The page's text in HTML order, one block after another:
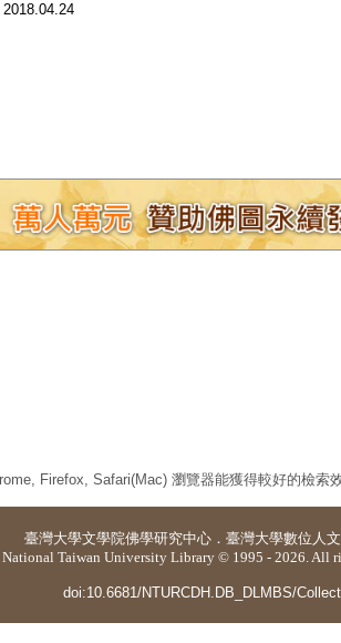
2018.04.24
Firefox, Safari(Mac) 瀏覽器能獲得較好的檢索
臺灣大學文學院佛學研究中心 ． 臺灣大學數位人
National Taiwan University Library © 1995 - 2026. All
doi:10.6681/NTURCDH.DB_DLMBS/